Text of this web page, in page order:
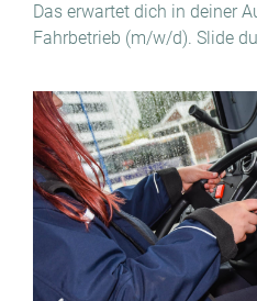
Das erwartet dich in deiner
Fahrbetrieb (m/w/d). Slide